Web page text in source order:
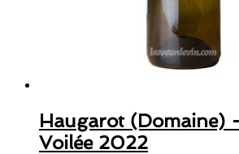
Haugarot (Domaine)
Voilée 2022